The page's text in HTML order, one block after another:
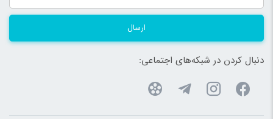
ارسال
دنبال کردن در شبکه‌های اجتماعی: